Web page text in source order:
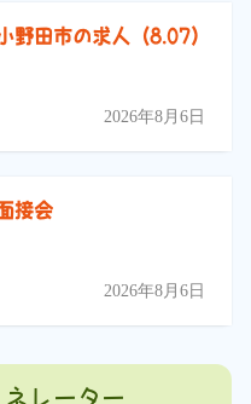
野田市の求人（8.07）
2026年8月6日
接会
2026年8月6日
レーター